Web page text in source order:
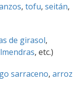
, tofu, seitán,
de girasol,
, etc.)
sarraceno, arroz